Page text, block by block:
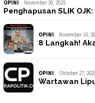
OPINI November 20, 2025
Penghapusan SLIK
OPINI November 16,
8 Langkah!
OPINI Oktober 27,
Wartawan